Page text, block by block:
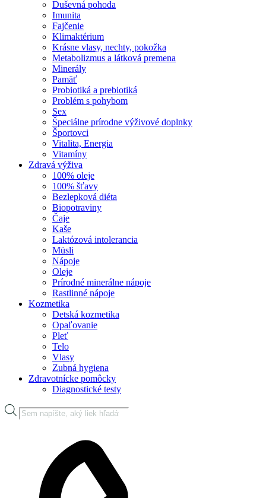
Duševná pohoda
Imunita
Fajčenie
Klimaktérium
Krásne vlasy, nechty, pokožka
Metabolizmus a látková premena
Minerály
Pamäť
Probiotiká a prebiotiká
Problém s pohybom
Sex
Špeciálne prírodne výživové doplnky
Športovci
Vitalita, Energia
Vitamíny
Zdravá výživa
100% oleje
100% šťavy
Bezlepková diéta
Biopotraviny
Čaje
Kaše
Laktózová intolerancia
Müsli
Nápoje
Oleje
Prírodné minerálne nápoje
Rastlinné nápoje
Kozmetika
Detská kozmetika
Opaľovanie
Pleť
Telo
Vlasy
Zubná hygiena
Zdravotnícke pomôcky
Diagnostické testy
Products
search